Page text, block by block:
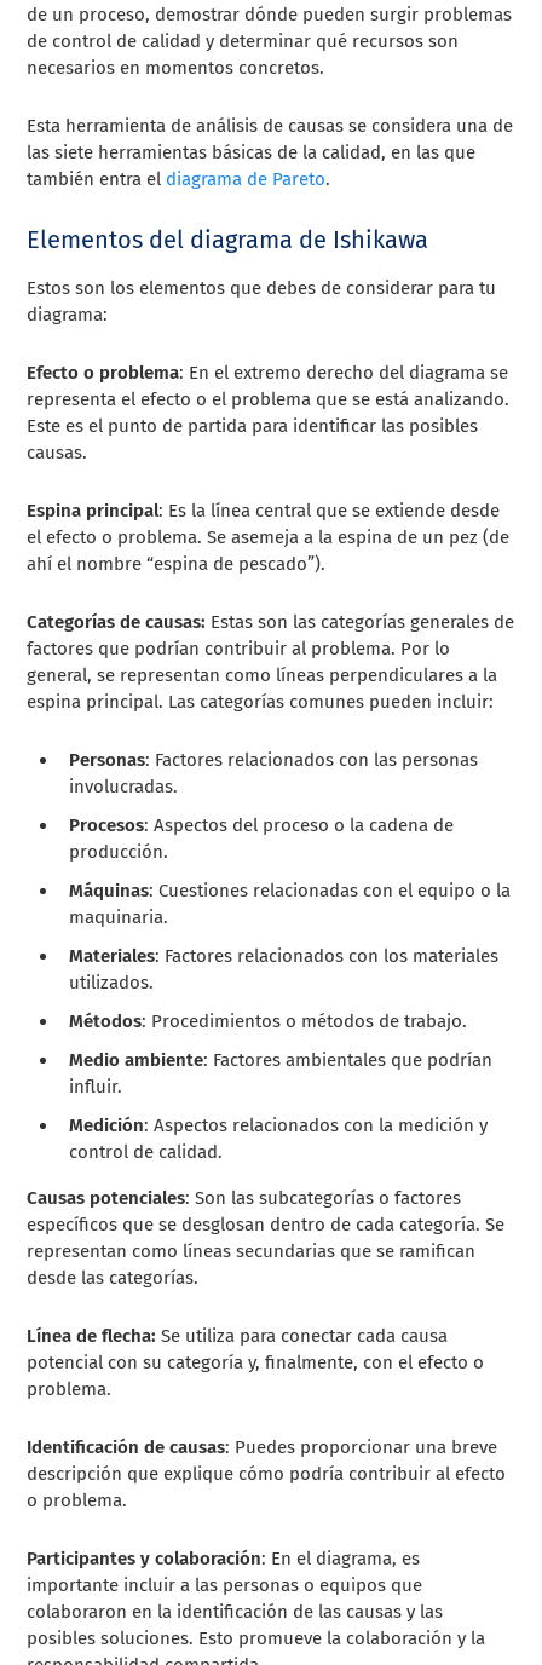
de un proceso, demostrar dónde pueden surgir problemas
de control de calidad y determinar qué recursos son
necesarios en momentos concretos.
Esta herramienta de análisis de causas se considera una de
las siete herramientas básicas de la calidad, en las que
también entra el diagrama de Pareto.
Elementos del diagrama de Ishikawa
Estos son los elementos que debes de considerar para tu
diagrama:
Efecto o problema: En el extremo derecho del diagrama se
representa el efecto o el problema que se está analizando.
Este es el punto de partida para identificar las posibles
causas.
Espina principal: Es la línea central que se extiende desde
el efecto o problema. Se asemeja a la espina de un pez (de
ahí el nombre “espina de pescado”).
Categorías de causas: Estas son las categorías generales de
factores que podrían contribuir al problema. Por lo
general, se representan como líneas perpendiculares a la
espina principal. Las categorías comunes pueden incluir:
Personas: Factores relacionados con las personas
involucradas.
Procesos: Aspectos del proceso o la cadena de
producción.
Máquinas: Cuestiones relacionadas con el equipo o la
maquinaria.
Materiales: Factores relacionados con los materiales
utilizados.
Métodos: Procedimientos o métodos de trabajo.
Medio ambiente: Factores ambientales que podrían
influir.
Medición: Aspectos relacionados con la medición y
control de calidad.
Causas potenciales: Son las subcategorías o factores
específicos que se desglosan dentro de cada categoría. Se
representan como líneas secundarias que se ramifican
desde las categorías.
Línea de flecha:Se utiliza para conectar cada causa
potencial con su categoría y, finalmente, con el efecto o
problema.
Identificación de causas: Puedes proporcionar una breve
descripción que explique cómo podría contribuir al efecto
o problema.
Participantes y colaboración: En el diagrama, es
importante incluir a las personas o equipos que
colaboraron en la identificación de las causas y las
posibles soluciones. Esto promueve la colaboración y la